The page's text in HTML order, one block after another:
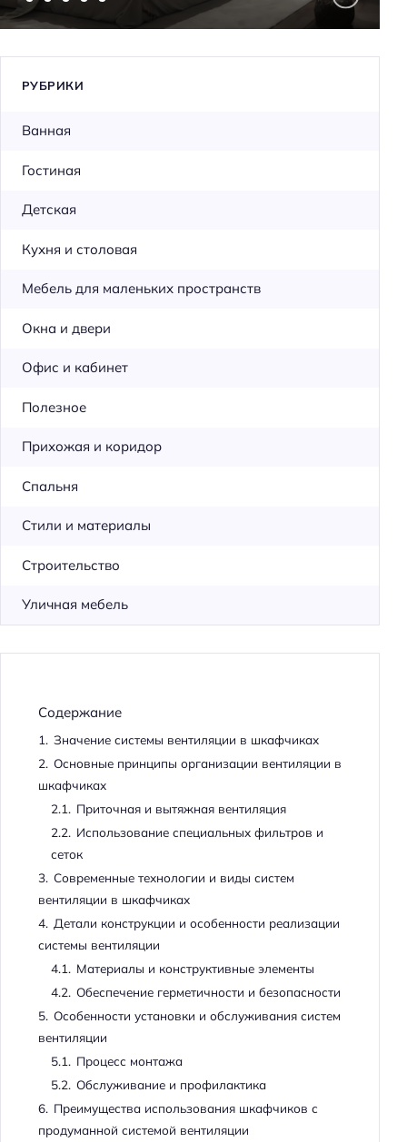
РУБРИКИ
Ванная
Гостиная
Детская
Кухня и столовая
Мебель для маленьких пространств
Окна и двери
Офис и кабинет
Полезное
Прихожая и коридор
Спальня
Стили и материалы
Строительство
Уличная мебель
Содержание
1. Значение системы вентиляции в шкафчиках
2. Основные принципы организации вентиляции в
шкафчиках
2.1. Приточная и вытяжная вентиляция
2.2. Использование специальных фильтров и
сеток
3. Современные технологии и виды систем
вентиляции в шкафчиках
4. Детали конструкции и особенности реализации
системы вентиляции
4.1. Материалы и конструктивные элементы
4.2. Обеспечение герметичности и безопасности
5. Особенности установки и обслуживания систем
вентиляции
5.1. Процесс монтажа
5.2. Обслуживание и профилактика
6. Преимущества использования шкафчиков с
продуманной системой вентиляции